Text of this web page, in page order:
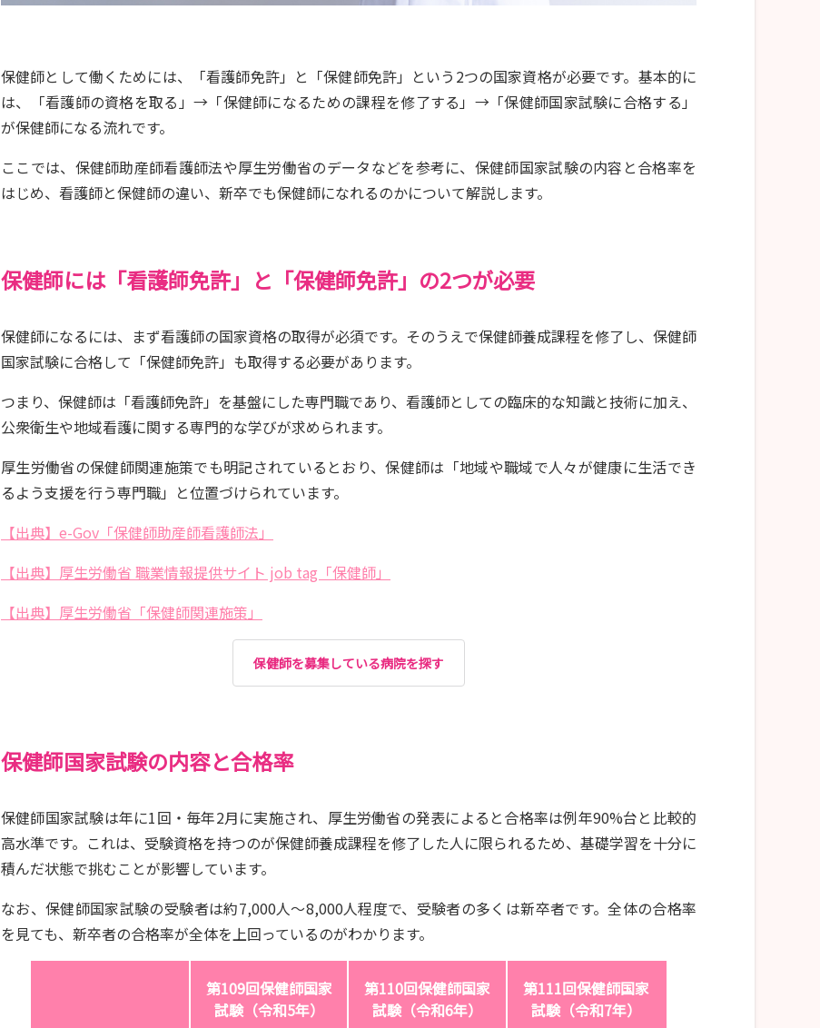
保健師として働くためには、「看護師免許」と「保健師免許」という2つの国家資格が必要です。基本的に
は、「看護師の資格を取る」→「保健師になるための課程を修了する」→「保健師国家試験に合格する」
が保健師になる流れです。
ここでは、保健師助産師看護師法や厚生労働省のデータなどを参考に、保健師国家試験の内容と合格率を
はじめ、看護師と保健師の違い、新卒でも保健師になれるのかについて解説します。
保健師には「看護師免許」と「保健師免許」の2つが必要
保健師になるには、まず看護師の国家資格の取得が必須です。そのうえで保健師養成課程を修了し、保健師
国家試験に合格して「保健師免許」も取得する必要があります。
つまり、保健師は「看護師免許」を基盤にした専門職であり、看護師としての臨床的な知識と技術に加え、
公衆衛生や地域看護に関する専門的な学びが求められます。
厚生労働省の保健師関連施策でも明記されているとおり、保健師は「地域や職域で人々が健康に生活でき
るよう支援を行う専門職」と位置づけられています。
【出典】e-Gov「保健師助産師看護師法」
【出典】厚生労働省 職業情報提供サイト job tag「保健師」
【出典】厚生労働省「保健師関連施策」
保健師を募集している病院を探す
保健師国家試験の内容と合格率
保健師国家試験は年に1回・毎年2月に実施され、厚生労働省の発表によると合格率は例年90%台と比較的
高水準です。これは、受験資格を持つのが保健師養成課程を修了した人に限られるため、基礎学習を十分に
積んだ状態で挑むことが影響しています。
なお、保健師国家試験の受験者は約7,000人〜8,000人程度で、受験者の多くは新卒者です。全体の合格率
を見ても、新卒者の合格率が全体を上回っているのがわかります。
第109回保健師国家
試験（令和5年）
第110回保健師国家
試験（令和6年）
第111回保健師国家
試験（令和7年）